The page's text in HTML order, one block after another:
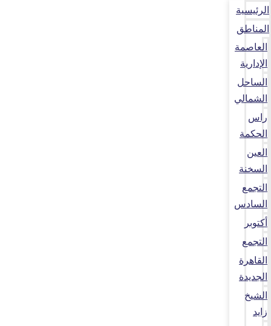
الرئيسية
المناطق
العاصمة
الإدارية
الساحل
الشمالي
راس
الحكمة
العين
السخنة
التجمع
السادس
أكتوبر
التجمع
القاهرة
الجديدة
الشيخ
زايد